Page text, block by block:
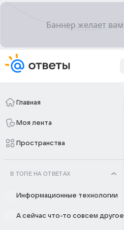
Главная
Моя лента
Пространства
В ТОПЕ НА ОТВЕТАХ
Информационные технологии
А сейчас что-то совсем другое